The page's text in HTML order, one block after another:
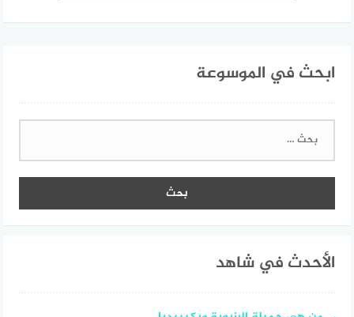
ابحث في الموسوعة
البحث
الأحدث في شاهد